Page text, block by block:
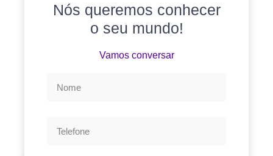
Nós queremos conhecer
o seu mundo!
Vamos conversar